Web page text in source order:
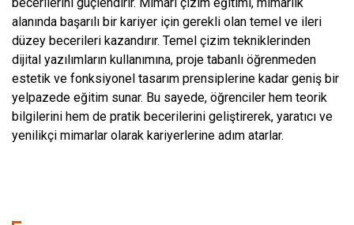
alanında başarılı bir kariyer için gerekli olan temel ve ileri
düzey becerileri kazandırır. Temel çizim tekniklerinden
dijital yazılımların kullanımına, proje tabanlı öğrenmeden
estetik ve fonksiyonel tasarım prensiplerine kadar geniş bir
yelpazede eğitim sunar. Bu sayede, öğrenciler hem teorik
bilgilerini hem de pratik becerilerini geliştirerek, yaratıcı ve
yenilikçi mimarlar olarak kariyerlerine adım atarlar.